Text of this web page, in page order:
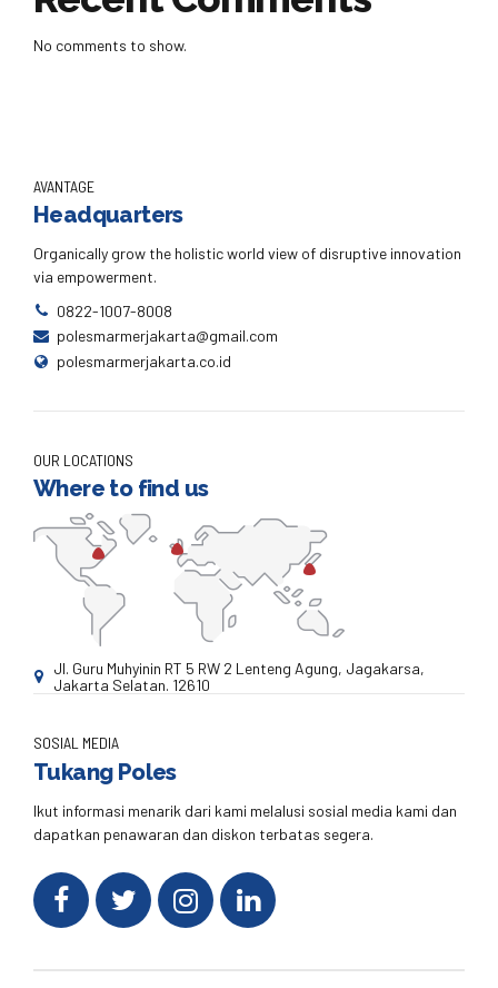
No comments to show.
AVANTAGE
Headquarters
Organically grow the holistic world view of disruptive innovation
via empowerment.
0822-1007-8008
polesmarmerjakarta@gmail.com
polesmarmerjakarta.co.id
OUR LOCATIONS
Where to find us
Jl. Guru Muhyinin RT 5 RW 2 Lenteng Agung, Jagakarsa,
Jakarta Selatan. 12610
SOSIAL MEDIA
Tukang Poles
Ikut informasi menarik dari kami melalusi sosial media kami dan
dapatkan penawaran dan diskon terbatas segera.